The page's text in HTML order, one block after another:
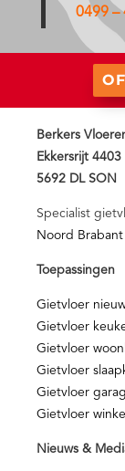
0499 –
Berkers
Ekkersrijt 4403
5692 DL SON
Specialist
Noord Brabant
Toepassingen
Gietvloer
Gietvloer
Gietvloer
Gietvloer
Gietvloer
Gietvloer winkel
Nieuws &